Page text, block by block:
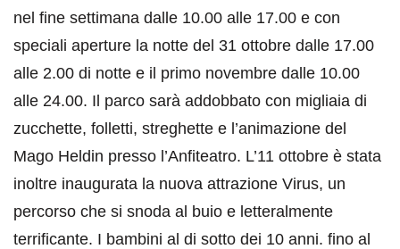
nel fine settimana dalle 10.00 alle 17.00 e con
speciali aperture la notte del 31 ottobre dalle 17.00
alle 2.00 di notte e il primo novembre dalle 10.00
alle 24.00. Il parco sarà addobbato con migliaia di
zucchette, folletti, streghette e l’animazione del
Mago Heldin presso l’Anfiteatro. L’11 ottobre è stata
inoltre inaugurata la nuova attrazione Virus, un
percorso che si snoda al buio e letteralmente
terrificante. I bambini al di sotto dei 10 anni. fino al